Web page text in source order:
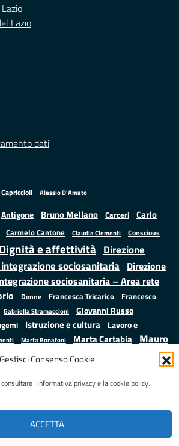
Gestisci Consenso Cookie
l’informativa privacy e la cookie policy.
ACCETTA
Lazio
dati
Alessio D'Amato
Antigone Bruno Mellano Carceri
Carlo
Carmelo Cantone Claudia Clementi Conscious
Dignità e affettività Direzione
sociosanitaria Direzione
sociosanitaria – Area rete
Donne Francesca Tricarico
Francesco
Gabriella Stramaccioni Giovanni Russo
Istruzione e cultura
Lavoro e
Marta Bonafoni Marta Cartabia Mauro
della Giustizia Minori
Salute Samuele Ciambriello
Calderone